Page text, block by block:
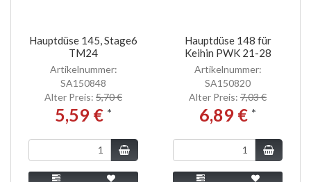
Hauptdüse 145, Stage6
TM24
Artikelnummer:
SA150848
Alter Preis: 5,70 €
5,59 € *
Hauptdüse 148 für
Keihin PWK 21-28
Artikelnummer:
SA150820
Alter Preis: 7,03 €
6,89 € *